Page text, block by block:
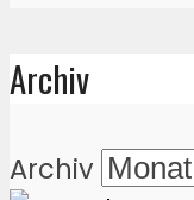
Archiv
Archiv